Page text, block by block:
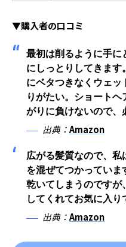
▼購入者の口コミ
最初は削るように手に
にしっとりしてきま
にベタつきなくウェ
りがたい。ショート
がりに負けないので、
出典：Amazon
広がる髪質なので、
を混ぜてつかってい
乾いてしまうのです
してくれてお気に入り
出典：Amazon